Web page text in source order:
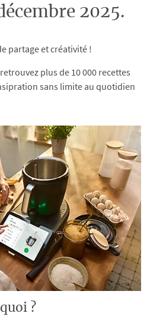
2025.
partage et créativité !
plus de 10 000 recettes
sans limite au quotidien
?